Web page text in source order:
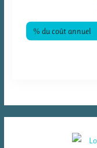
% du coût annuel